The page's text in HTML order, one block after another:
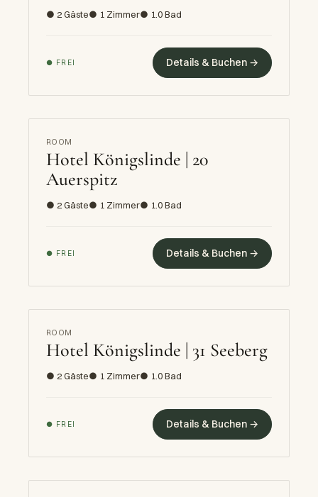
● 2 Gäste● 1 Zimmer● 1.0 Bad
● FREI Details & Buchen →
ROOM
Hotel Königslinde | 20
Auerspitz
● 2 Gäste● 1 Zimmer● 1.0 Bad
● FREI Details & Buchen →
ROOM
Hotel Königslinde | 31 Seeberg
● 2 Gäste● 1 Zimmer● 1.0 Bad
● FREI Details & Buchen →